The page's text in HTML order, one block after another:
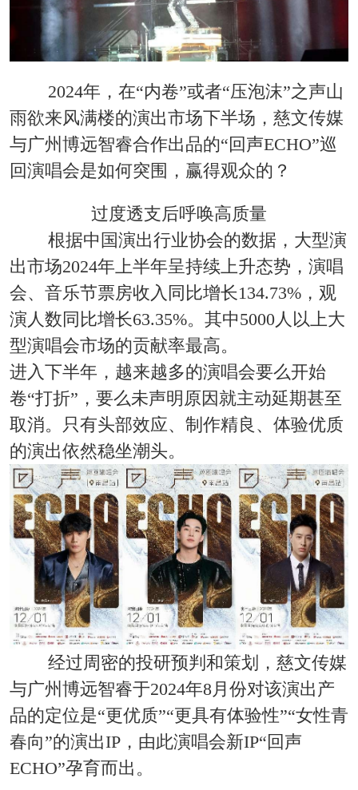
2024年，在“内卷”或者“压泡沫”之声山
雨欲来风满楼的演出市场下半场，慈文传媒
与广州博远智睿合作出品的“回声ECHO”巡
回演唱会是如何突围，赢得观众的？
过度透支后呼唤高质量
根据中国演出行业协会的数据，大型演
出市场2024年上半年呈持续上升态势，演唱
会、音乐节票房收入同比增长134.73%，观
演人数同比增长63.35%。其中5000人以上大
型演唱会市场的贡献率最高。
进入下半年，越来越多的演唱会要么开始
卷“打折”，要么未声明原因就主动延期甚至
取消。只有头部效应、制作精良、体验优质
的演出依然稳坐潮头。
经过周密的投研预判和策划，慈文传媒
与广州博远智睿于2024年8月份对该演出产
品的定位是“更优质”“更具有体验性”“女性青
春向”的演出IP，由此演唱会新IP“回声
ECHO”孕育而出。